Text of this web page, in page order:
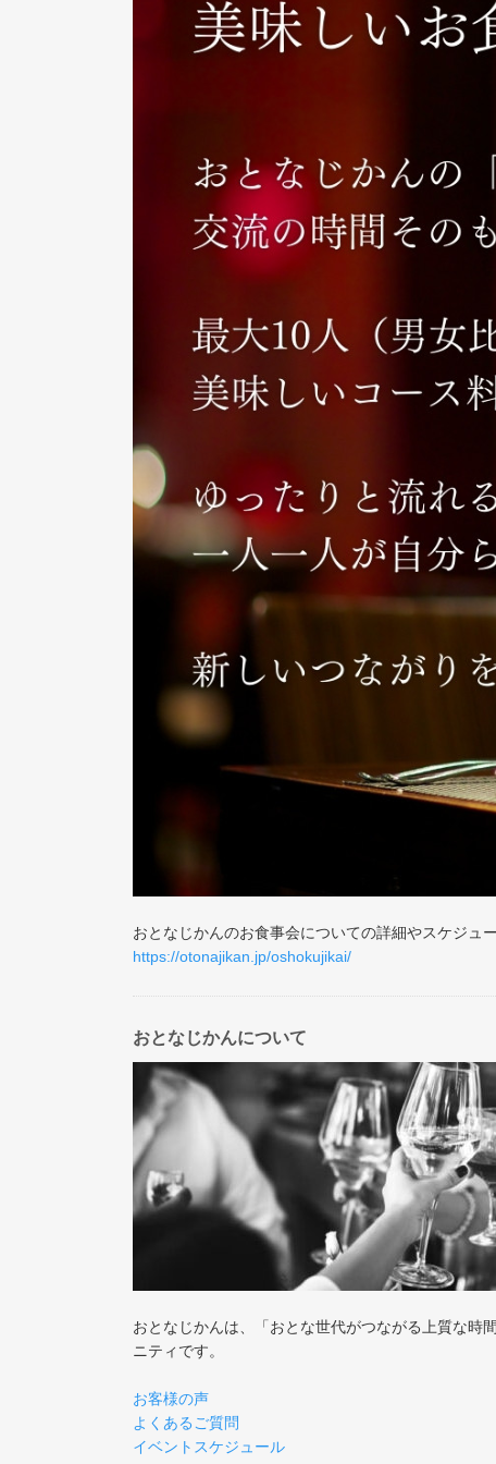
おとなじかんのお食事会についての詳細やスケジュ
https://otonajikan.jp/oshokujikai/
おとなじかんについて
おとなじかんは、「おとな世代がつながる上質な時
ニティです。
お客様の声
よくあるご質問
イベントスケジュール